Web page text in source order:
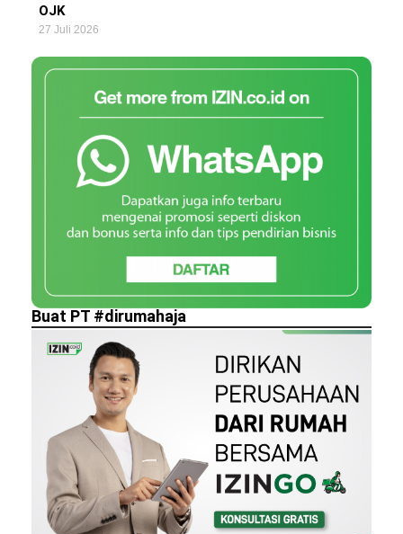
OJK
27 Juli 2026
Buat PT #dirumahaja